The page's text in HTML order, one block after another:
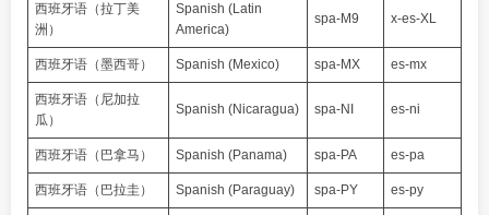
西班牙语（拉丁美
洲）
Spanish (Latin
America)
spa-M9 x-es-XL
西班牙语（墨西哥） Spanish (Mexico) spa-MX es-mx
西班牙语（尼加拉
瓜）
Spanish (Nicaragua) spa-NI es-ni
西班牙语（巴拿马） Spanish (Panama) spa-PA es-pa
西班牙语（巴拉圭） Spanish (Paraguay) spa-PY es-py